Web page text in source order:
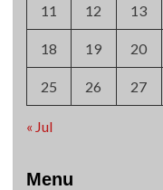
11 12 13
18 19 20
25 26 27
« Jul
Menu